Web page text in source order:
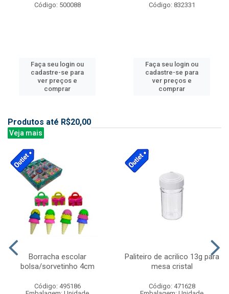
Código: 500088
Faça seu login ou
cadastre-se para
ver preços e
comprar
Código: 832331
Faça seu login ou
cadastre-se para
ver preços e
comprar
Produtos até R$20,00
Veja mais
Borracha escolar
bolsa/sorvetinho 4cm
Código: 495186
Paliteiro de acrilico 13g para
mesa cristal
Código: 471628